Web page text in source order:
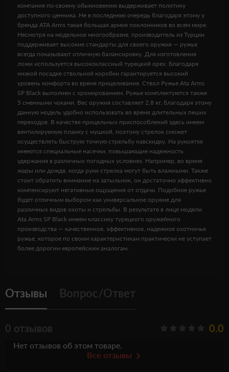
компания по-своему обыкновению выдерживает политику
доступного ценника. Не в последнюю очередь благодаря этому у
бренда ATA Arms такая большая армия поклонников во всем мире.
Несмотря на модельное многообразие, производитель из Турции
поддерживает высокие стандарты для своего оружия — ружья
всегда показывают отличную балансировку. Для изготовления
ложи используется высококлассный турецкий орех. Благодаря
низкой посадке ствольной коробки гарантируется высокий
уровень комфорта во время прицеливания. Ствол Ружье Ata Arms
SP Black выполнен с хромированием. Ружье комплектуются также
5 сменными чоками. Вес оружия составляет 2,8 кг, благодаря этому
данную модель удобно использовать во время длительных пеших
переходов. В качестве прицельных приспособлений здесь имеем
вентилируемую планку с мушкой, поэтому стрелок сможет
осуществлять быструю точную стрельбу навскидку. На рукоятке
имеются специальные насечки, повышающие надежность
удержания в различных погодных условиях. Например, во время
жары или дождя, когда руки стрелка могут быть влажными. Также
стоит обратить внимание на затыльник, он достаточно эффективно
компенсируют негативные ощущения от отдачи. Подобное ружье
будет отличным выбором как универсальное оружие для
различных видов охоты и стрельбы. В результате в лице модели
Ata Arms SP Black имеем классику турецкого оружейного
производства — качественное, эффективное, надежное охотничье
ружье, которое по своим характеристикам практически не уступает
более дорогим европейским аналогам.
Отзывы Вопрос/Ответ
0 отзывов 0.0
Нет отзывов об этом товаре.
Все отзывы